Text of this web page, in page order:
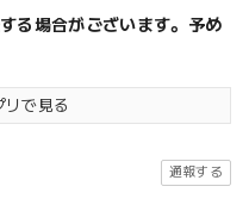
る場合がございます。予め
リで見る
通報する